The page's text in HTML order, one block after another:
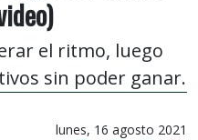
el ritmo, luego
sin poder ganar.
lunes, 16 agosto 2021